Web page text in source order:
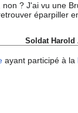
? J'ai vu une
éparpiller
Soldat Harold
ayant participé à la